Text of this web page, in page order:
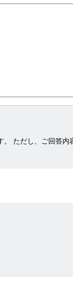
ただし、ご回答内